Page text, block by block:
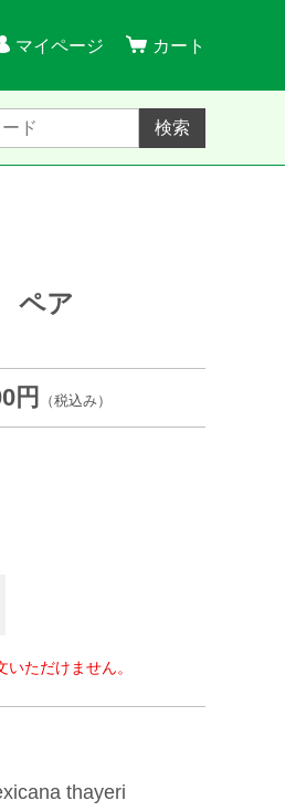
マイページ カート
検索
ペア
円 （税込み）
ただけません。
thayeri